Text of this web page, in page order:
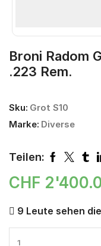
Broni Radom
.223 Rem.
Sku: Grot S10
Marke: Diverse
Teilen:
CHF
9 Leute sehen